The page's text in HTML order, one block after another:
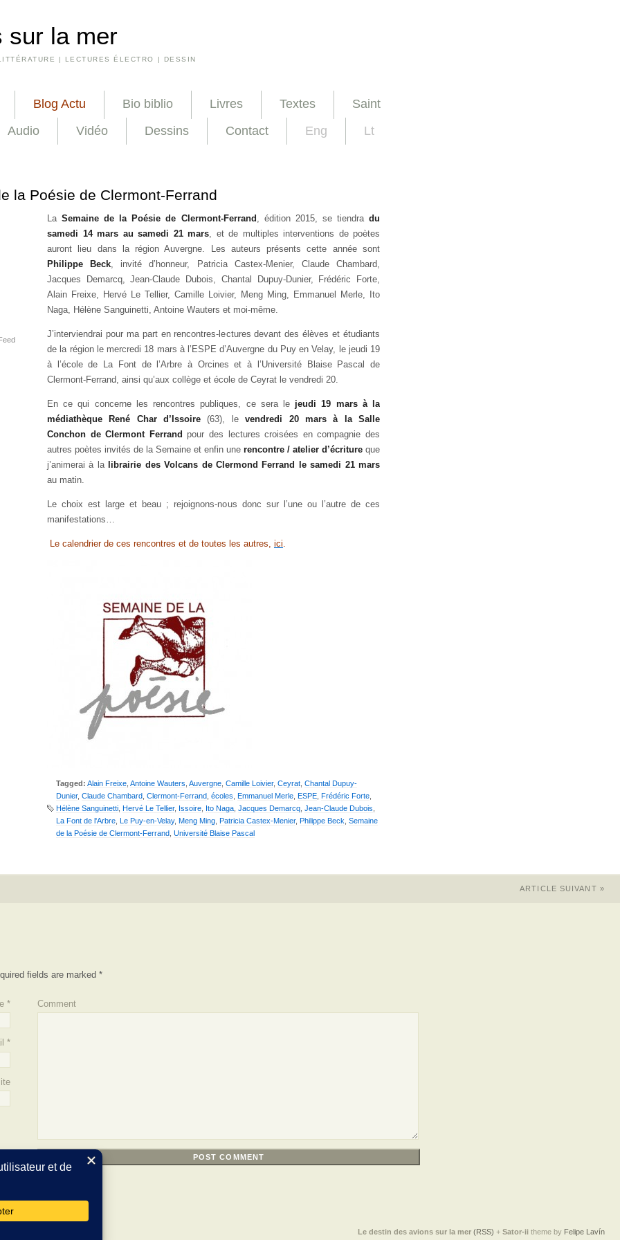
sur la mer
| LECTURES ÉLECTRO | DESSIN
Blog Actu Bio biblio Livres Textes
Saint
Audio Vidéo Dessins Contact Eng Lt
la Poésie de Clermont-Ferrand
LaSemaine de la Poésie de Clermont-Ferrand , édition 2015, se tiendradu
samedi 14 mars au samedi 21 mars , et de multiples interventions de poètes
auront lieu dans la région Auvergne. Les auteurs présents cette année sont
Philippe Beck , invité d’honneur, Patricia Castex-Menier, Claude Chambard,
Jacques Demarcq, Jean-Claude Dubois, Chantal Dupuy-Dunier, Frédéric Forte,
Alain Freixe, Hervé Le Tellier, Camille Loivier, Meng Ming, Emmanuel Merle, Ito
Naga, Hélène Sanguinetti, Antoine Wauters et moi-même.
J’interviendrai pour ma part en rencontres-lectures devant des élèves et étudiants
de la région le mercredi 18 mars à l’ESPE d’Auvergne du Puy en Velay, le jeudi 19
à l’école de La Font de l’Arbre à Orcines et à l’Université Blaise Pascal de
Clermont-Ferrand, ainsi qu’aux collège et école de Ceyrat le vendredi 20.
En ce qui concerne les rencontres publiques, ce sera le jeudi 19 mars à la
médiathèque René Char d’Issoire (63), levendredi 20 mars à la Salle
Conchon de Clermont Ferrand pour des lectures croisées en compagnie des
autres poètes invités de la Semaine et enfin une rencontre / atelier d’écriture que
j’animerai à lalibrairie des Volcans de Clermond Ferrand le samedi 21 mars
au matin.
Le choix est large et beau ; rejoignons-nous donc sur l’une ou l’autre de ces
manifestations…
Le calendrier de ces rencontres et de toutes les autres, ici
Tagged: Alain Freixe Antoine Wauters Auvergne Camille Loivier, Ceyrat Chantal Dupuy-
Dunier, Claude Chambard Clermont-Ferrand écoles Emmanuel Merle ESPE Frédéric Forte
Hélène Sanguinetti Hervé Le Tellier, Issoire Ito Naga Jacques Demarcq Jean-Claude Dubois
La Font de l'Arbre Le Puy-en-Velay, Meng Ming Patricia Castex-Menier, Philippe Beck Semaine
de la Poésie de Clermont-Ferrand Université Blaise Pascal
ARTICLE SUIVANT »
fields are marked*
*
*
Comment
Le destin des avions sur la mer (RSS) + Sator-iitheme by Felipe Lavín